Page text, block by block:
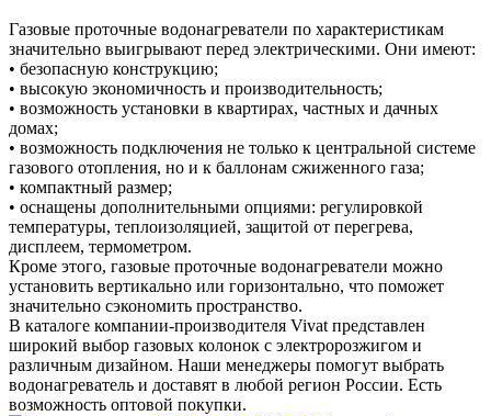
Газовые проточные водонагреватели по характеристикам
значительно выигрывают перед электрическими. Они имеют:
• безопасную конструкцию;
• высокую экономичность и производительность;
• возможность установки в квартирах, частных и дачных
домах;
• возможность подключения не только к центральной системе
газового отопления, но и к баллонам сжиженного газа;
• компактный размер;
• оснащены дополнительными опциями: регулировкой
температуры, теплоизоляцией, защитой от перегрева,
дисплеем, термометром.
Кроме этого, газовые проточные водонагреватели можно
установить вертикально или горизонтально, что поможет
значительно сэкономить пространство.
В каталоге компании-производителя Vivat представлен
широкий выбор газовых колонок с электророзжигом и
различным дизайном. Наши менеджеры помогут выбрать
водонагреватель и доставят в любой регион России. Есть
возможность оптовой покупки.